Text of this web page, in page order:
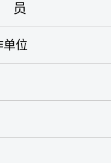
员
单位